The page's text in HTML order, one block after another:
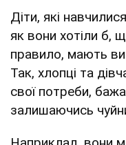
Діти, які
як вони хотіли б,
правило, мають
Так, хлопці та
свої потреби,
залишаючись